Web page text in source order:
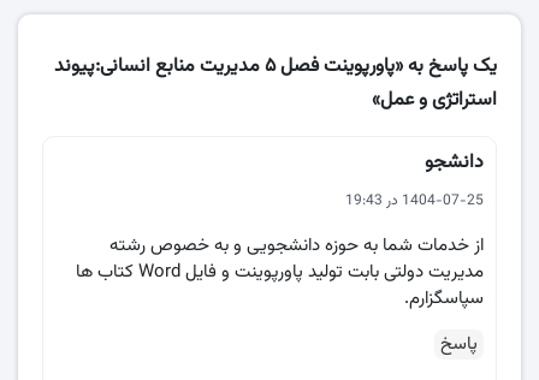
یک پاسخ به «پاورپوینت فصل 5 مدیریت منابع انسانی:پیوند
استراتژی و عمل»
دانشجو
1404-07-25 در 19:43
از خدمات شما به حوزه دانشجویی و به خصوص رشته
مدیریت دولتی بابت تولید پاورپوینت و فایل Word کتاب ها
سپاسگزارم.
پاسخ